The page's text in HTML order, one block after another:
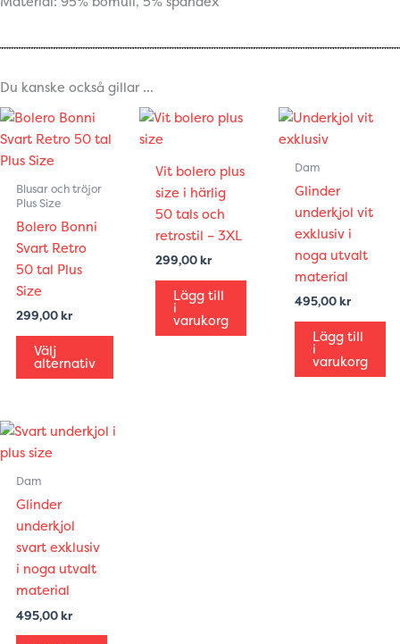
Du kanske också gillar …
Blusar och tröjor
Plus Size
Bolero Bonni
Svart Retro
50 tal Plus
Size
299,00kr
Välj
alternativ
Den
här
produkten
har
flera
varianter.
De
olika
alternativen
kan
väljas
produktsidan
Vit bolero plus
size i härlig
50 tals och
retrostil – 3XL
299,00kr
Lägg till
i
varukorg
Dam
Glinder
underkjol vit
exklusiv i
noga utvalt
material
495,00kr
Lägg till
i
varukorg
Dam
Glinder
underkjol
svart exklusiv
i noga utvalt
material
495,00kr